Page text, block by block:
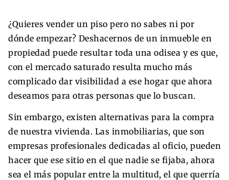
¿Quieres vender un piso pero no sabes ni por
dónde empezar? Deshacernos de un inmueble en
propiedad puede resultar toda una odisea y es que,
con el mercado saturado resulta mucho más
complicado dar visibilidad a ese hogar que ahora
deseamos para otras personas que lo buscan.
Sin embargo, existen alternativas para la compra
de nuestra vivienda. Las inmobiliarias, que son
empresas profesionales dedicadas al oficio, pueden
hacer que ese sitio en el que nadie se fijaba, ahora
sea el más popular entre la multitud, el que querría